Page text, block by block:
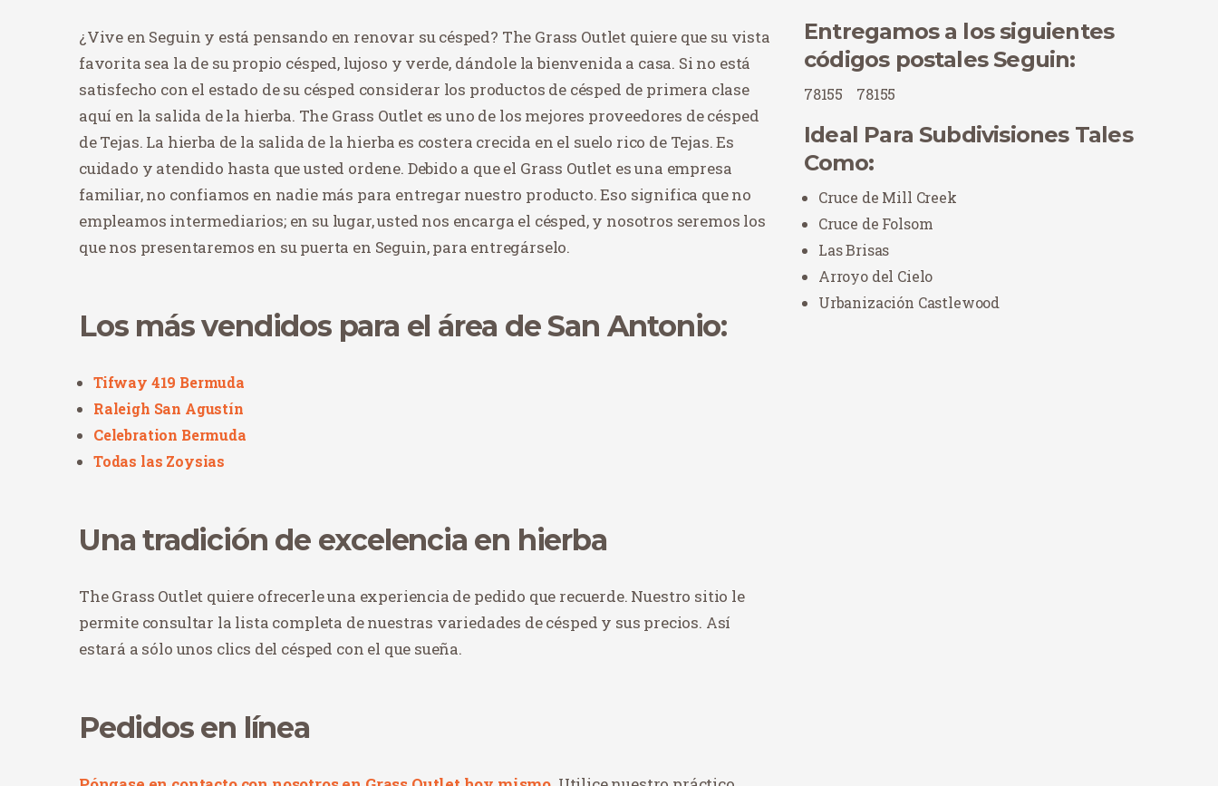
¿Vive en Seguin y está pensando en renovar su césped? The Grass Outlet quiere que su vista
favorita sea la de su propio césped, lujoso y verde, dándole la bienvenida a casa. Si no está
satisfecho con el estado de su césped considerar los productos de césped de primera clase
aquí en la salida de la hierba. The Grass Outlet es uno de los mejores proveedores de césped
de Tejas. La hierba de la salida de la hierba es costera crecida en el suelo rico de Tejas. Es
cuidado y atendido hasta que usted ordene. Debido a que el Grass Outlet es una empresa
familiar, no confiamos en nadie más para entregar nuestro producto. Eso significa que no
empleamos intermediarios; en su lugar, usted nos encarga el césped, y nosotros seremos los
que nos presentaremos en su puerta en Seguin, para entregárselo.
Los más vendidos para el área de San Antonio:
Tifway 419 Bermuda
Raleigh San Agustín
Celebration Bermuda
Todas las Zoysias
Una tradición de excelencia en hierba
The Grass Outlet quiere ofrecerle una experiencia de pedido que recuerde. Nuestro sitio le
permite consultar la lista completa de nuestras variedades de césped y sus precios. Así
estará a sólo unos clics del césped con el que sueña.
Pedidos en línea
Entregamos a los siguientes
códigos postales Seguin:
78155 78155
Ideal Para Subdivisiones Tales
Como:
Cruce de Mill Creek
Cruce de Folsom
Las Brisas
Arroyo del Cielo
Urbanización Castlewood